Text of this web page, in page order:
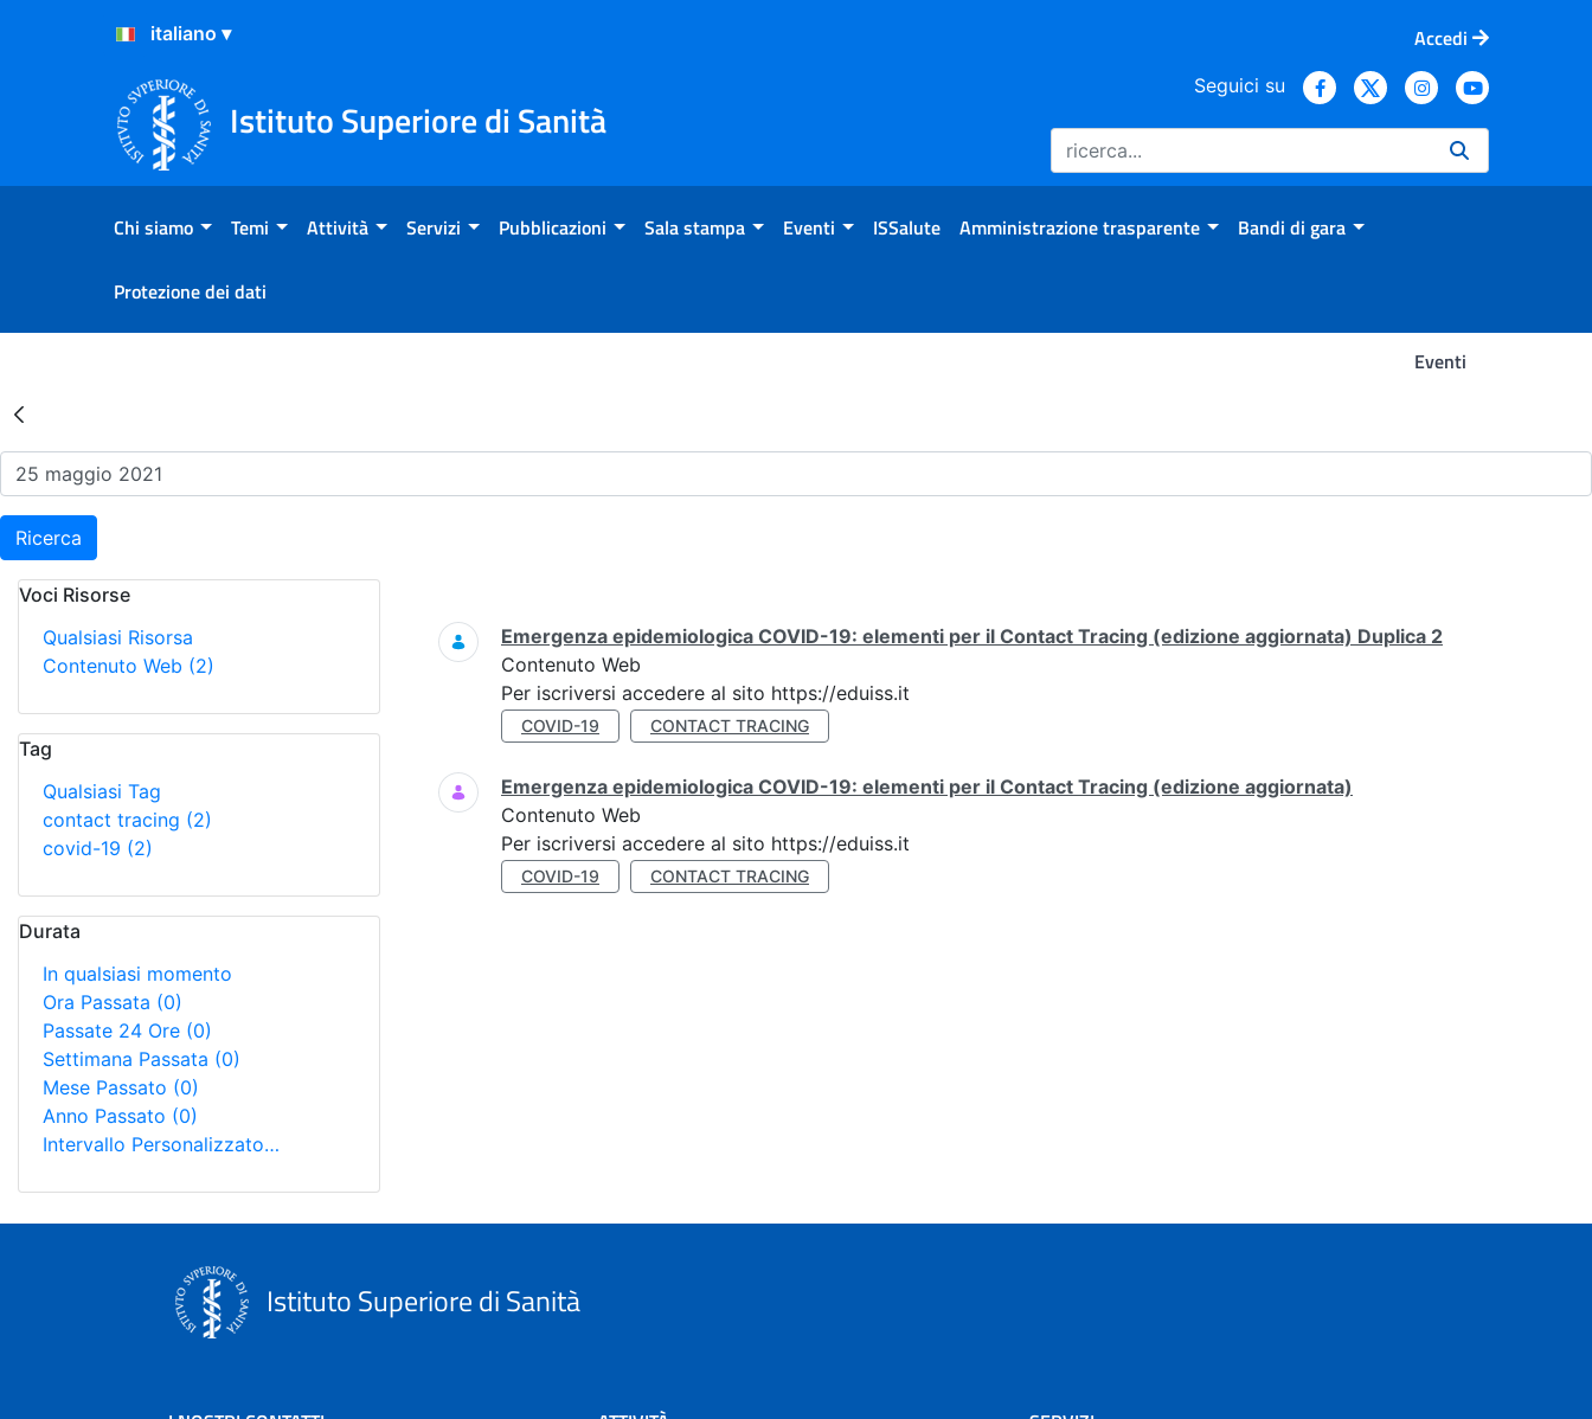
Salta al Contenuto
Salta al Footer
Accedi
Istituto Superiore di Sanità
Seguici su
Chi siamo Temi Attività Servizi Pubblicazioni Sala stampa Eventi ISSalute Amministrazione trasparente Bandi di gara
Protezione dei dati
Eventi
Risultati della Ricerca - Eventi
Ricerca
Voci Risorse
Qualsiasi Risorsa
Contenuto Web (2)
Tag
Qualsiasi Tag
contact tracing (2)
covid-19 (2)
Durata
In qualsiasi momento
Ora Passata (0)
Passate 24 Ore (0)
Settimana Passata (0)
Mese Passato (0)
Anno Passato (0)
Intervallo Personalizzato…
Ricerca
Emergenza epidemiologica COVID-19: elementi per il Contact Tracing (edizione aggiornata) Duplica 2
Contenuto Web
Per iscriversi accedere al sito https://eduiss.it
COVID-19 CONTACT TRACING
Emergenza epidemiologica COVID-19: elementi per il Contact Tracing (edizione aggiornata)
Contenuto Web
Per iscriversi accedere al sito https://eduiss.it
COVID-19 CONTACT TRACING
Istituto Superiore di Sanità